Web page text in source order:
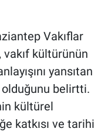
Vakıflar
vakıf kültürünün
yansıtan
belirtti.
kültürel
katkısı ve tarihi